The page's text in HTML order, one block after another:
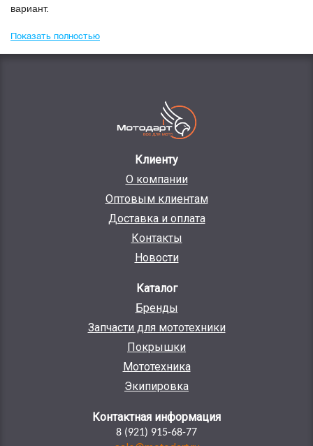
вариант.
Показать полностью
Клиенту
О компании
Оптовым клиентам
Доставка и оплата
Контакты
Новости
Каталог
Бренды
Запчасти для мототехники
Покрышки
Мототехника
Экипировка
Контактная информация
8 (921) 915-68-77